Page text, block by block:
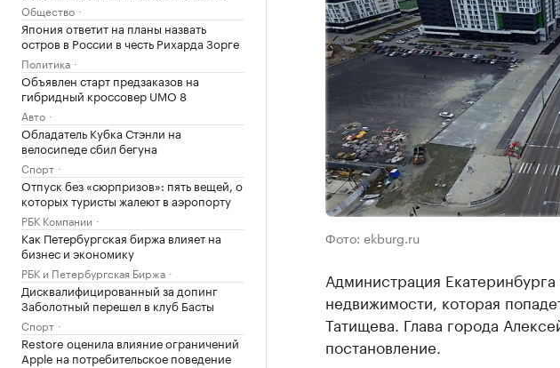
Общество
Япония ответит на планы назвать
остров в России в честь Рихарда Зорге
Политика
Объявлен старт предзаказов на
гибридный кроссовер UMO 8
Авто
Обладатель Кубка Стэнли на
велосипеде сбил бегуна
Спорт
Отпуск без «сюрпризов»: пять вещей, о
которых туристы жалеют в аэропорту
РБК Компании
Как Петербургская биржа влияет на
бизнес и экономику
РБК и Петербургская Биржа
Дисквалифицированный за допинг
Заболотный перешел в клуб Басты
Спорт
Restore оценила влияние ограничений
Apple на потребительское поведение
Фото: ekburg.ru
Администрация
недвижимости, которая
Татищева. Глава города
постановление.